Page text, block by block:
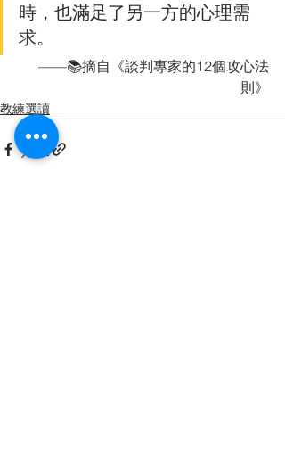
時，也滿足了另一方的心理需
求。
——📚摘自《談判專家的12個攻心法
則》
教練選讀